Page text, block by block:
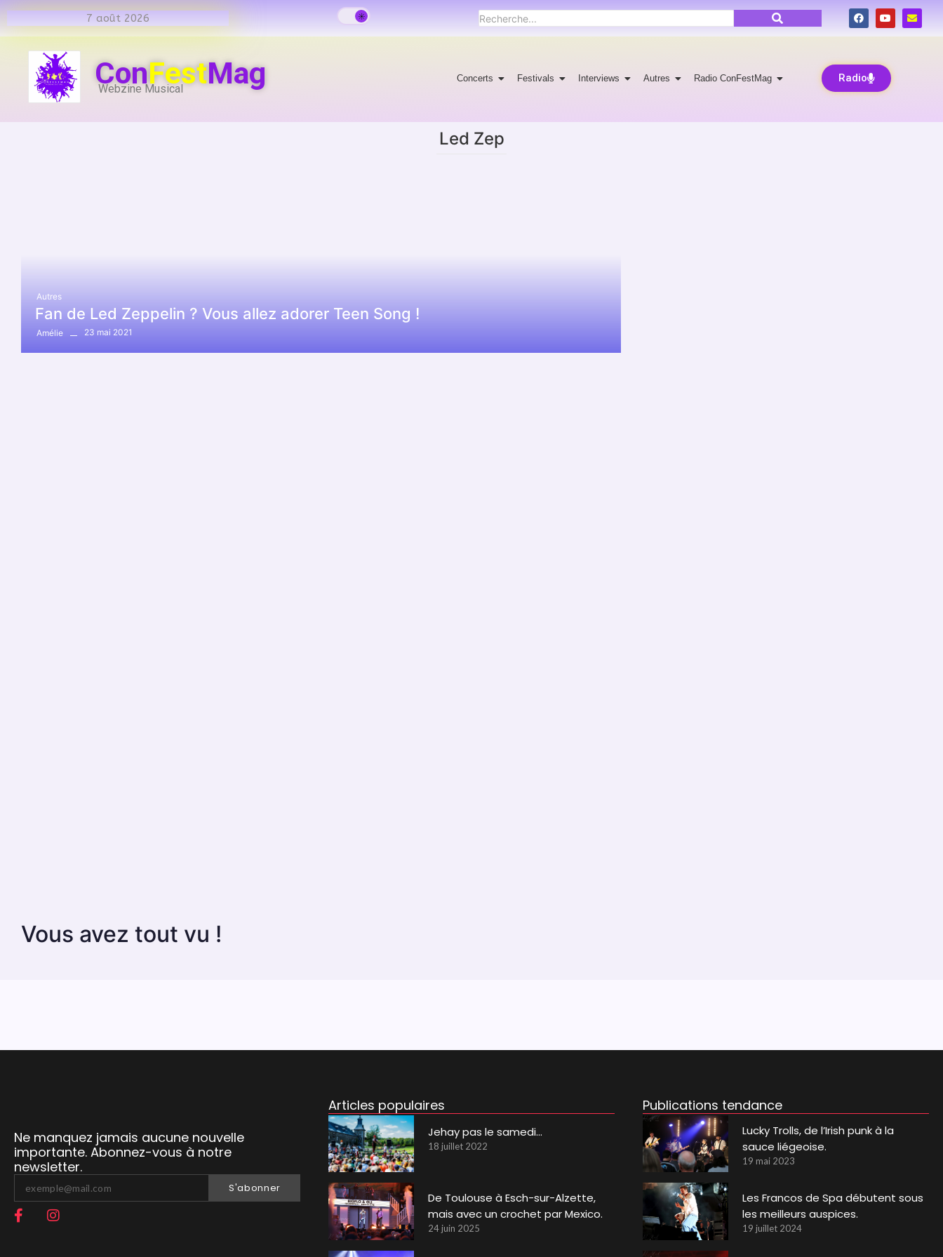
7 août 2026
ConFestMag
Webzine Musical
Concerts Festivals Interviews Autres Radio ConFestMag Radio
Led Zep
Autres
Fan de Led Zeppelin ? Vous allez adorer Teen Song !
Amélie 23 mai 2021
Vous avez tout vu !
Ne manquez jamais aucune nouvelle
importante. Abonnez-vous à notre
newsletter.
S'abonner
Articles populaires
Jehay pas le samedi…
18 juillet 2022
De Toulouse à Esch-sur-Alzette,
mais avec un crochet par Mexico.
24 juin 2025
Publications tendance
Lucky Trolls, de l’Irish punk à la
sauce liégeoise.
19 mai 2023
Les Francos de Spa débutent sous
les meilleurs auspices.
19 juillet 2024